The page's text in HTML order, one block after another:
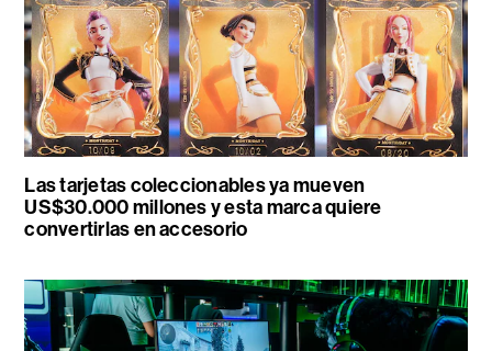
Las tarjetas coleccionables ya mueven
US$30.000 millones y esta marca quiere
convertirlas en accesorio